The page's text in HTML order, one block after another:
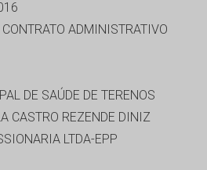
ADMINISTRATIVO
DE SAÚDE DE TERENOS
CASTRO REZENDE DINIZ
LTDA-EPP